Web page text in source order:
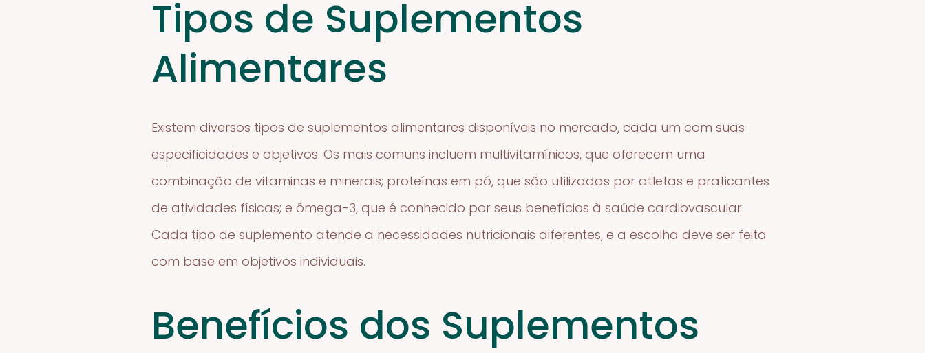
Tipos de Suplementos
Alimentares
Existem diversos tipos de suplementos alimentares disponíveis no mercado, cada um com suas
especificidades e objetivos. Os mais comuns incluem multivitamínicos, que oferecem uma
combinação de vitaminas e minerais; proteínas em pó, que são utilizadas por atletas e praticantes
de atividades físicas; e ômega-3, que é conhecido por seus benefícios à saúde cardiovascular.
Cada tipo de suplemento atende a necessidades nutricionais diferentes, e a escolha deve ser feita
com base em objetivos individuais.
Benefícios dos Suplementos